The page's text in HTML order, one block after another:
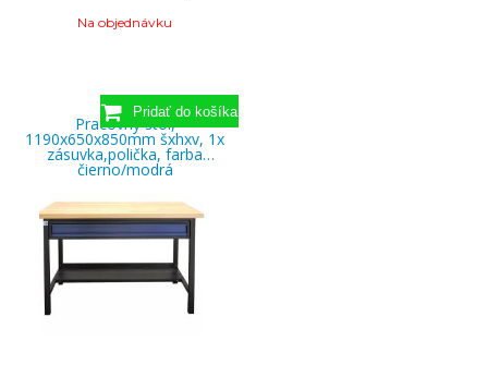
Na objednávku
Pracovný stôl,
1190x650x850mm šxhxv, 1x
zásuvka,polička, farba
čierno/modrá